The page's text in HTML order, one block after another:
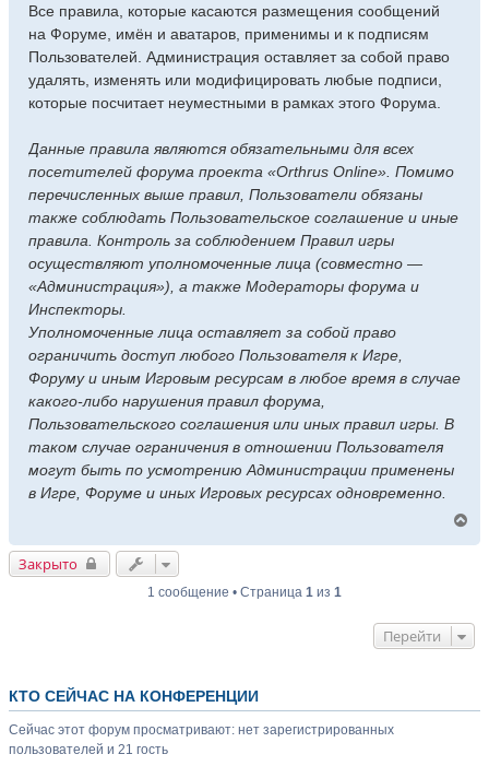
Все правила, которые касаются размещения сообщений
на Форуме, имён и аватаров, применимы и к подписям
Пользователей. Администрация оставляет за собой право
удалять, изменять или модифицировать любые подписи,
которые посчитает неуместными в рамках этого Форума.
Данные правила являются обязательными для всех
посетителей форума проекта «Orthrus Online». Помимо
перечисленных выше правил, Пользователи обязаны
также соблюдать Пользовательское соглашение и иные
правила. Контроль за соблюдением Правил игры
осуществляют уполномоченные лица (совместно —
«Администрация»), а также Модераторы форума и
Инспекторы.
Уполномоченные лица оставляет за собой право
ограничить доступ любого Пользователя к Игре,
Форуму и иным Игровым ресурсам в любое время в случае
какого-либо нарушения правил форума,
Пользовательского соглашения или иных правил игры. В
таком случае ограничения в отношении Пользователя
могут быть по усмотрению Администрации применены
в Игре, Форуме и иных Игровых ресурсах одновременно.
ь
с
а
Закрыто
1 сообщение • Страница 1 из 1
Перейти
КТО СЕЙЧАС НА КОНФЕРЕНЦИИ
Сейчас этот форум просматривают: нет зарегистрированных
пользователей и 21 гость